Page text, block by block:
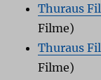
Thuraus
Filme)
Thuraus
Filme)